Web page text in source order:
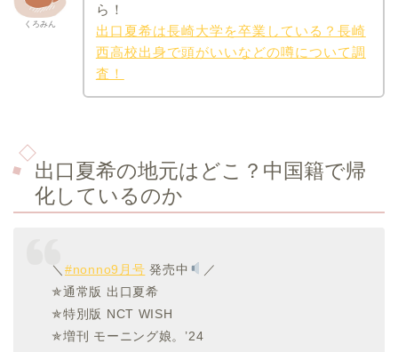
くろみん
ら！
出口夏希は長崎大学を卒業している？長崎
西高校出身で頭がいいなどの噂について調
査！
出口夏希の地元はどこ？中国籍で帰
化しているのか
＼ #nonno9月号 発売中
／
✯通常版 出口夏希
✯特別版 NCT WISH
✯増刊 モーニング娘。’24